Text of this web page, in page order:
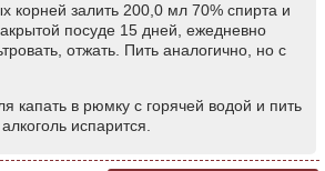
корней залить 200,0 мл 70% спирта и
посуде 15 дней, ежедневно
отжать. Пить аналогично, но с
капать в рюмку с горячей водой и пить
испарится.